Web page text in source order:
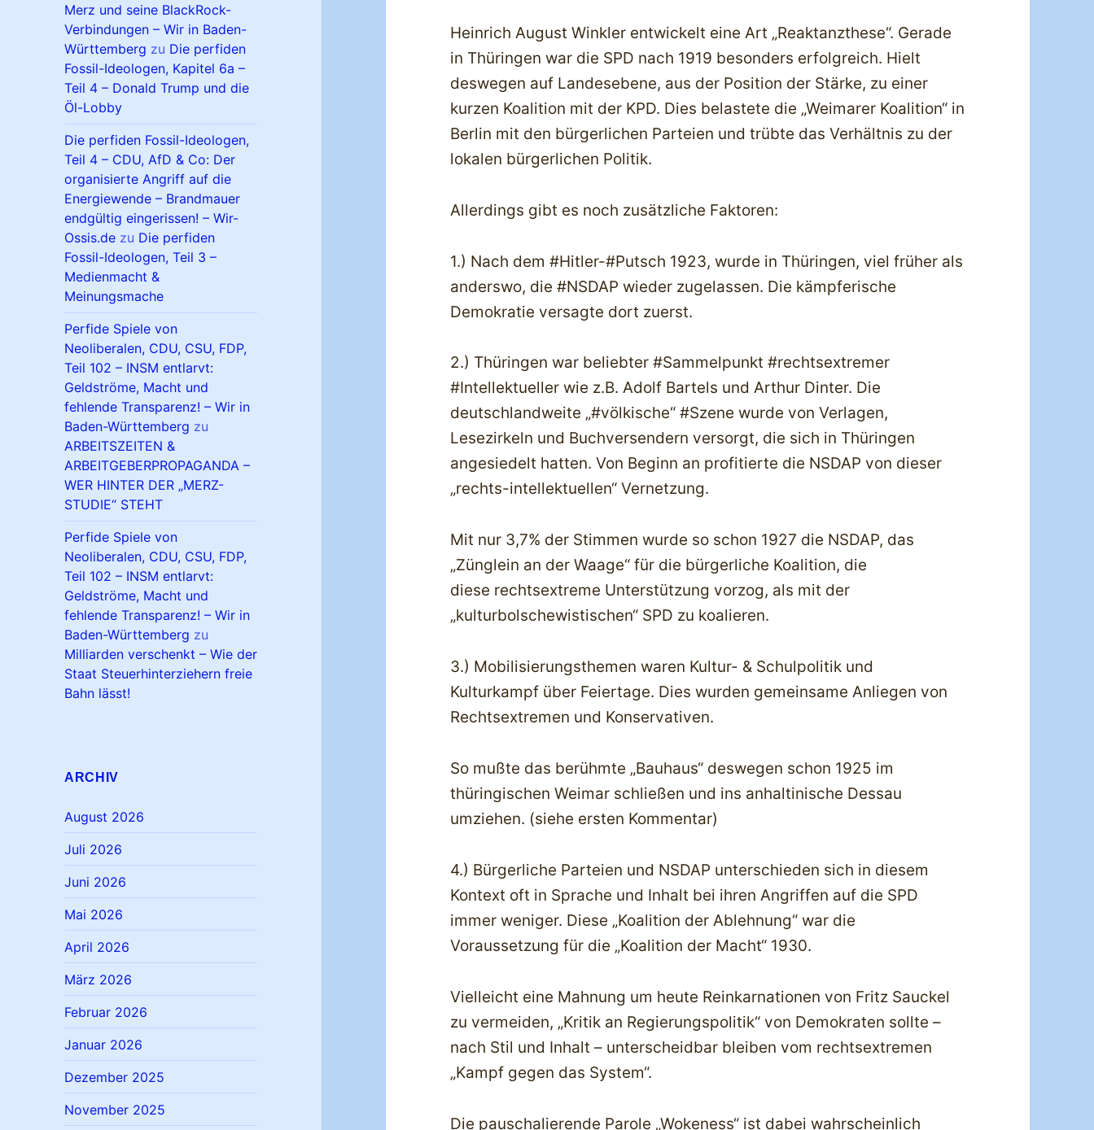
Merz und seine BlackRock-
Verbindungen – Wir in Baden-
Württemberg zu Die perfiden
Fossil-Ideologen, Kapitel 6a –
Teil 4 – Donald Trump und die
Öl-Lobby
Die perfiden Fossil-Ideologen,
Teil 4 – CDU, AfD & Co: Der
organisierte Angriff auf die
Energiewende – Brandmauer
endgültig eingerissen! – Wir-
Ossis.de zu Die perfiden
Fossil-Ideologen, Teil 3 –
Medienmacht &
Meinungsmache
Perfide Spiele von
Neoliberalen, CDU, CSU, FDP,
Teil 102 – INSM entlarvt:
Geldströme, Macht und
fehlende Transparenz! – Wir in
Baden-Württemberg zu
ARBEITSZEITEN &
ARBEITGEBERPROPAGANDA –
WER HINTER DER „MERZ-
STUDIE“ STEHT
Perfide Spiele von
Neoliberalen, CDU, CSU, FDP,
Teil 102 – INSM entlarvt:
Geldströme, Macht und
fehlende Transparenz! – Wir in
Baden-Württemberg zu
Milliarden verschenkt – Wie der
Staat Steuerhinterziehern freie
Bahn lässt!
ARCHIV
August 2026
Juli 2026
Juni 2026
Mai 2026
April 2026
März 2026
Februar 2026
Januar 2026
Dezember 2025
November 2025
Heinrich August Winkler entwickelt eine Art „Reaktanzthese“. Gerade
in Thüringen war die SPD nach 1919 besonders erfolgreich. Hielt
deswegen auf Landesebene, aus der Position der Stärke, zu einer
kurzen Koalition mit der KPD. Dies belastete die „Weimarer Koalition“ in
Berlin mit den bürgerlichen Parteien und trübte das Verhältnis zu der
lokalen bürgerlichen Politik.
Allerdings gibt es noch zusätzliche Faktoren:
1.) Nach dem #Hitler-#Putsch 1923, wurde in Thüringen, viel früher als
anderswo, die #NSDAP wieder zugelassen. Die kämpferische
Demokratie versagte dort zuerst.
2.) Thüringen war beliebter #Sammelpunkt #rechtsextremer
#Intellektueller wie z.B. Adolf Bartels und Arthur Dinter. Die
deutschlandweite „#völkische“ #Szene wurde von Verlagen,
Lesezirkeln und Buchversendern versorgt, die sich in Thüringen
angesiedelt hatten. Von Beginn an profitierte die NSDAP von dieser
„rechts-intellektuellen“ Vernetzung.
Mit nur 3,7% der Stimmen wurde so schon 1927 die NSDAP, das
„Zünglein an der Waage“ für die bürgerliche Koalition, die
diese rechtsextreme Unterstützung vorzog, als mit der
„kulturbolschewistischen“ SPD zu koalieren.
3.) Mobilisierungsthemen waren Kultur- & Schulpolitik und
Kulturkampf über Feiertage. Dies wurden gemeinsame Anliegen von
Rechtsextremen und Konservativen.
So mußte das berühmte „Bauhaus“ deswegen schon 1925 im
thüringischen Weimar schließen und ins anhaltinische Dessau
umziehen. (siehe ersten Kommentar)
4.) Bürgerliche Parteien und NSDAP unterschieden sich in diesem
Kontext oft in Sprache und Inhalt bei ihren Angriffen auf die SPD
immer weniger. Diese „Koalition der Ablehnung“ war die
Voraussetzung für die „Koalition der Macht“ 1930.
Vielleicht eine Mahnung um heute Reinkarnationen von Fritz Sauckel
zu vermeiden, „Kritik an Regierungspolitik“ von Demokraten sollte –
nach Stil und Inhalt – unterscheidbar bleiben vom rechtsextremen
„Kampf gegen das System“.
Die pauschalierende Parole „Wokeness“ ist dabei wahrscheinlich